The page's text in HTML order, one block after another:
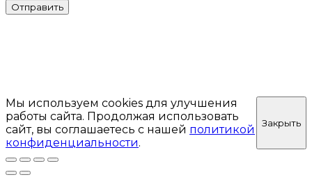
Отправить
Мы используем cookies для улучшения
работы сайта. Продолжая использовать
сайт, вы соглашаетесь с нашей политикой
конфиденциальности.
Закрыть